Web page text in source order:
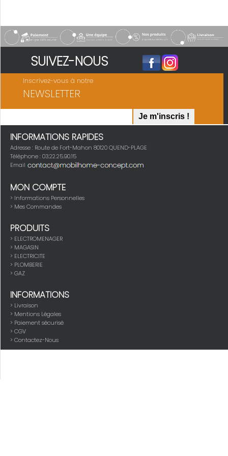
SUIVEZ-NOUS
Inscrivez-vous à notre
NEWSLETTER
INFORMATIONS RAPIDES
Adresse : Route de Fort-Mahon 80120 QUEND-PLAGE
Téléphone : 03.22.25.90.15
Email
MON COMPTE
> Informations Personnelles
> Mes Commandes
PRODUITS
> ELECTROMENAGER
> MAGASIN
> ELECTRICITE
> PLOMBERIE
> GAZ
INFORMATIONS
> Livraison
> Mentions Légales
> Paiement sécurisé
> CGV
> Contactez-Nous